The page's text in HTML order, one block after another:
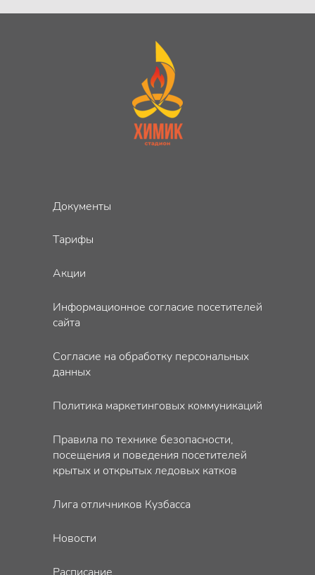
Документы
Тарифы
Акции
Информационное согласие посетителей
сайта
Согласие на обработку персональных
данных
Политика маркетинговых коммуникаций
Правила по технике безопасности,
посещения и поведения посетителей
крытых и открытых ледовых катков
Лига отличников Кузбасса
Новости